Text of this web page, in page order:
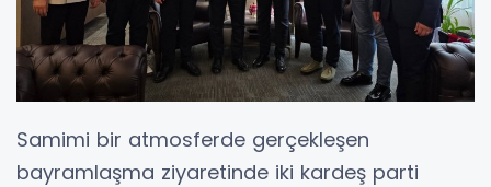
Samimi bir atmosferde gerçekleşen
bayramlaşma ziyaretinde iki kardeş parti